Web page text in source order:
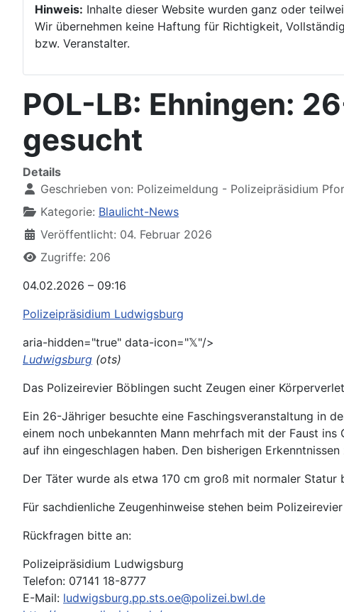
Hinweis: Inhalte dieser Website wurden ganz oder
Wir übernehmen keine Haftung für Richtigkeit,
bzw. Veranstalter.
POL-LB: Ehningen:
gesucht
Details
Geschrieben von: Polizeimeldung - Polizeipräsidium
Kategorie: Blaulicht-News
Veröffentlicht: 04. Februar 2026
Zugriffe: 206
04.02.2026 – 09:16
Polizeipräsidium Ludwigsburg
aria-hidden="true" data-icon="𝕏"/>
Ludwigsburg (ots)
Das Polizeirevier Böblingen sucht Zeugen einer
Ein 26-Jähriger besuchte eine Faschingsveranstaltung in
einem noch unbekannten Mann mehrfach mit der Faust
auf ihn eingeschlagen haben. Den bisherigen
Der Täter wurde als etwa 170 cm groß mit normaler Statur
Für sachdienliche Zeugenhinweise stehen beim
Rückfragen bitte an:
Polizeipräsidium Ludwigsburg
Telefon: 07141 18-8777
E-Mail: ludwigsburg.pp.sts.oe@polizei.bwl.de